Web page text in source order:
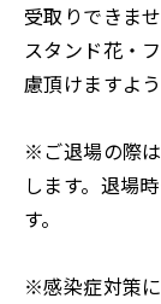
受取りできませ
スタンド花・
慮頂けますよ
※ご退場の際
します。退場
す。
※感染症対策